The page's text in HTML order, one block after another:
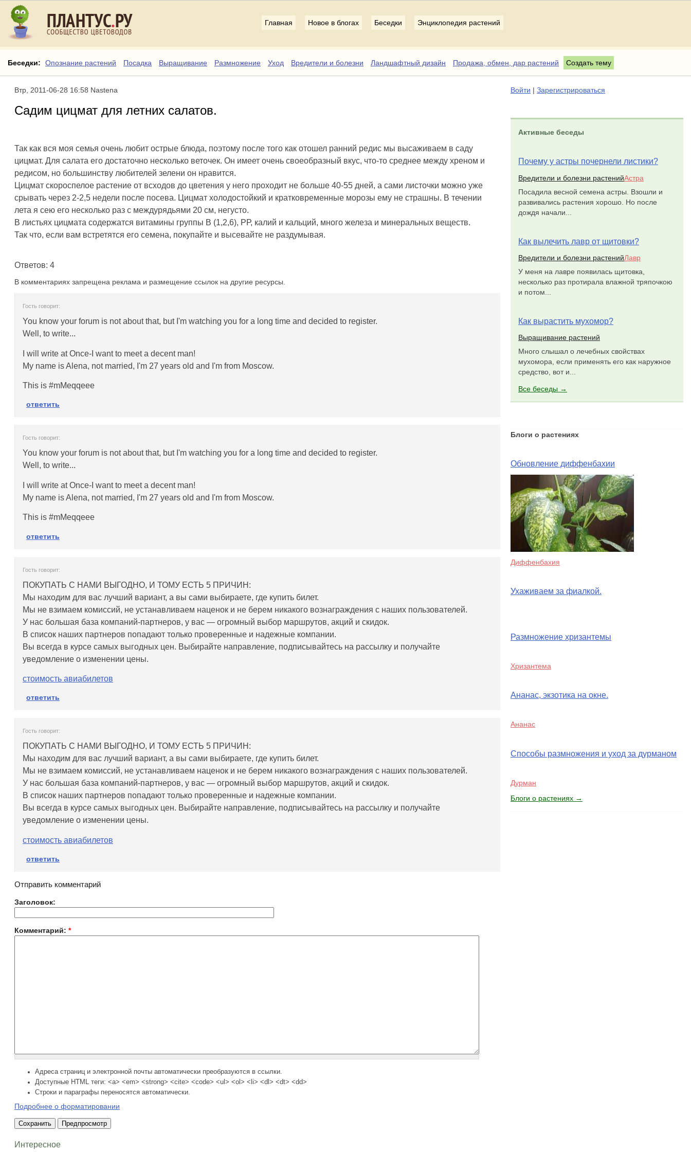
Главная Новое в блогах Беседки Энциклопедия растений
Беседки: Опознание растений Посадка Выращивание Размножение Уход Вредители и болезни Ландшафтный дизайн Продажа, обмен, дар растений Создать тему
Втр, 2011-06-28 16:58 Nastena
Садим цицмат для летних салатов.
Так как вся моя семья очень любит острые блюда, поэтому после того как отошел ранний редис мы высаживаем в саду
цицмат. Для салата его достаточно несколько веточек. Он имеет очень своеобразный вкус, что-то среднее между хреном и
редисом, но большинству любителей зелени он нравится.
Цицмат скороспелое растение от всходов до цветения у него проходит не больше 40-55 дней, а сами листочки можно уже
срывать через 2-2,5 недели после посева. Цицмат холодостойкий и кратковременные морозы ему не страшны. В течении
лета я сею его несколько раз с междурядьями 20 см, негусто.
В листьях цицмата содержатся витамины группы В (1,2,6), РР, калий и кальций, много железа и минеральных веществ.
Так что, если вам встретятся его семена, покупайте и высевайте не раздумывая.
Ответов: 4
В комментариях запрещена реклама и размещение ссылок на другие ресурсы.
Гость говорит:
You know your forum is not about that, but I'm watching you for a long time and decided to register.
Well, to write...
I will write at Once-I want to meet a decent man!
My name is Alena, not married, I'm 27 years old and I'm from Moscow.
This is #mMeqqeee
ответить
Гость говорит:
You know your forum is not about that, but I'm watching you for a long time and decided to register.
Well, to write...
I will write at Once-I want to meet a decent man!
My name is Alena, not married, I'm 27 years old and I'm from Moscow.
This is #mMeqqeee
ответить
Гость говорит:
ПОКУПАТЬ С НАМИ ВЫГОДНО, И ТОМУ ЕСТЬ 5 ПРИЧИН:
Мы находим для вас лучший вариант, а вы сами выбираете, где купить билет.
Мы не взимаем комиссий, не устанавливаем наценок и не берем никакого вознаграждения с наших пользователей.
У нас большая база компаний-партнеров, у вас — огромный выбор маршрутов, акций и скидок.
В список наших партнеров попадают только проверенные и надежные компании.
Вы всегда в курсе самых выгодных цен. Выбирайте направление, подписывайтесь на рассылку и получайте
уведомление о изменении цены.
стоимость авиабилетов
ответить
Гость говорит:
ПОКУПАТЬ С НАМИ ВЫГОДНО, И ТОМУ ЕСТЬ 5 ПРИЧИН:
Мы находим для вас лучший вариант, а вы сами выбираете, где купить билет.
Мы не взимаем комиссий, не устанавливаем наценок и не берем никакого вознаграждения с наших пользователей.
У нас большая база компаний-партнеров, у вас — огромный выбор маршрутов, акций и скидок.
В список наших партнеров попадают только проверенные и надежные компании.
Вы всегда в курсе самых выгодных цен. Выбирайте направление, подписывайтесь на рассылку и получайте
уведомление о изменении цены.
стоимость авиабилетов
ответить
Отправить комментарий
Заголовок:
Комментарий: *
Адреса страниц и электронной почты автоматически преобразуются в ссылки.
Доступные HTML теги: <a> <em> <strong> <cite> <code> <ul> <ol> <li> <dl> <dt> <dd>
Строки и параграфы переносятся автоматически.
Подробнее о форматировании
Интересное
Войти | Зарегистрироваться
Активные беседы
Почему у астры почернели листики?
Вредители и болезни растенийАстра
Посадила весной семена астры. Взошли и
развивались растения хорошо. Но после
дождя начали...
Как вылечить лавр от щитовки?
Вредители и болезни растенийЛавр
У меня на лавре появилась щитовка,
несколько раз протирала влажной тряпочкою
и потом...
Как вырастить мухомор?
Выращивание растений
Много слышал о лечебных свойствах
мухомора, если применять его как наружное
средство, вот и...
Все беседы →
Блоги о растениях
Обновление диффенбахии
Диффенбахия
Ухаживаем за фиалкой.
Размножение хризантемы
Хризантема
Ананас, экзотика на окне.
Ананас
Способы размножения и уход за дурманом
Дурман
Блоги о растениях →